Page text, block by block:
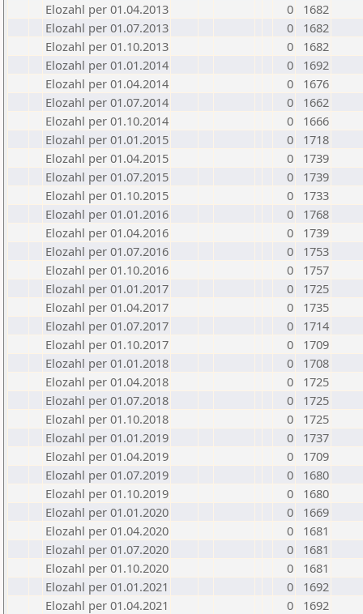
Elozahl per 01.04.2013
0
1682
Elozahl per 01.07.2013
0
1682
Elozahl per 01.10.2013
0
1682
Elozahl per 01.01.2014
0
1692
Elozahl per 01.04.2014
0
1676
Elozahl per 01.07.2014
0
1662
Elozahl per 01.10.2014
0
1666
Elozahl per 01.01.2015
0
1718
Elozahl per 01.04.2015
0
1739
Elozahl per 01.07.2015
0
1739
Elozahl per 01.10.2015
0
1733
Elozahl per 01.01.2016
0
1768
Elozahl per 01.04.2016
0
1739
Elozahl per 01.07.2016
0
1753
Elozahl per 01.10.2016
0
1757
Elozahl per 01.01.2017
0
1725
Elozahl per 01.04.2017
0
1735
Elozahl per 01.07.2017
0
1714
Elozahl per 01.10.2017
0
1709
Elozahl per 01.01.2018
0
1708
Elozahl per 01.04.2018
0
1725
Elozahl per 01.07.2018
0
1725
Elozahl per 01.10.2018
0
1725
Elozahl per 01.01.2019
0
1737
Elozahl per 01.04.2019
0
1709
Elozahl per 01.07.2019
0
1680
Elozahl per 01.10.2019
0
1680
Elozahl per 01.01.2020
0
1669
Elozahl per 01.04.2020
0
1681
Elozahl per 01.07.2020
0
1681
Elozahl per 01.10.2020
0
1681
Elozahl per 01.01.2021
0
1692
Elozahl per 01.04.2021
0
1692